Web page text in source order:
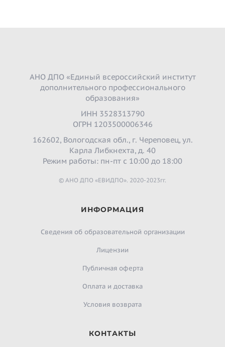
АНО ДПО «Единый всероссийский институт
дополнительного профессионального
образования»
ИНН 3528313790
ОГРН 1203500006346
162602, Вологодская обл., г. Череповец, ул.
Карла Либкнехта, д. 40
Режим работы: пн-пт с 10:00 до 18:00
© АНО ДПО «ЕВИДПО». 2020-2023гг.
ИНФОРМАЦИЯ
Сведения об образовательной организации
Лицензии
Публичная оферта
Оплата и доставка
Условия возврата
КОНТАКТЫ